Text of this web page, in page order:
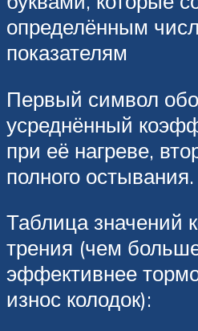
определённым
показателям
Первый символ
усреднённый
при её нагреве,
полного остывания.
Таблица значений
трения (чем
эффективнее
износ колодок):